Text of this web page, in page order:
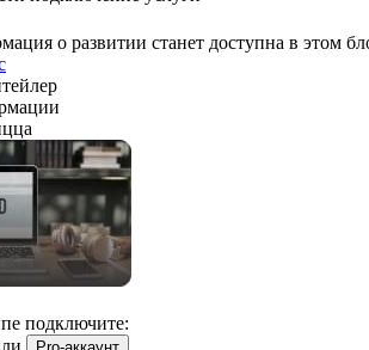
о развитии станет доступна в этом
подключите: